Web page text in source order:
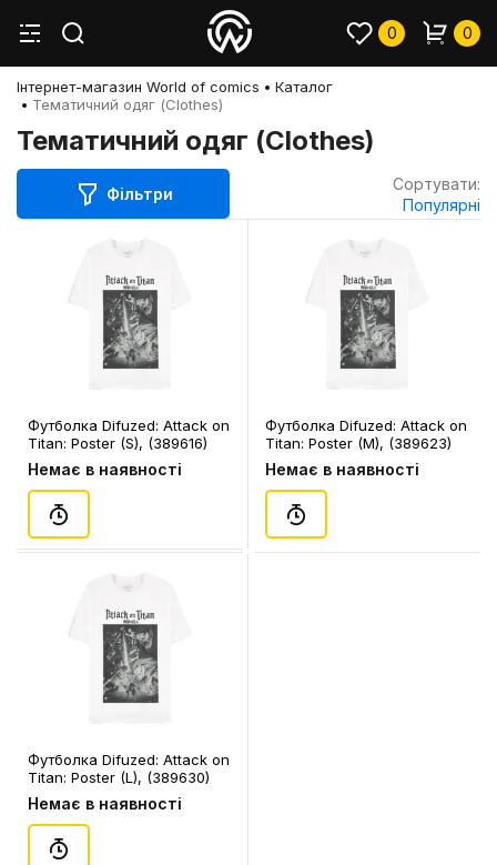
0 0
Інтернет-магазин World of comics
Каталог
Тематичний одяг (Clothes)
Тематичний одяг (Clothes)
Фільтри
Сортувати:
Популярні
Футболка Difuzed: Attack on
Titan: Poster (S), (389616)
Немає в наявності
Футболка Difuzed: Attack on
Titan: Poster (M), (389623)
Немає в наявності
Футболка Difuzed: Attack on
Titan: Poster (L), (389630)
Немає в наявності